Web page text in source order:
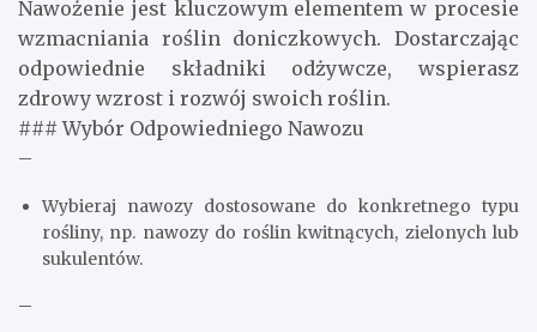
Nawożenie jest kluczowym elementem w procesie
wzmacniania roślin doniczkowych. Dostarczając
odpowiednie składniki odżywcze, wspierasz
zdrowy wzrost i rozwój swoich roślin.
### Wybór Odpowiedniego Nawozu
–
Wybieraj nawozy dostosowane do konkretnego typu
rośliny, np. nawozy do roślin kwitnących, zielonych lub
sukulentów.
–